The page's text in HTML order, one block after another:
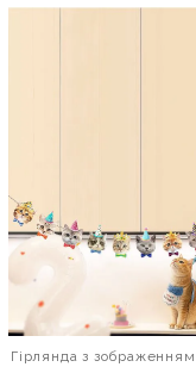
Гірлянда з зображенням